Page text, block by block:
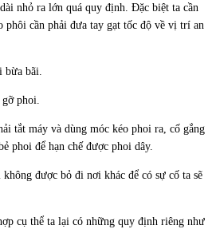
nhỏ ra lớn quá quy định. Đặc biệt ta cần
phôi cần phải đưa tay gạt tốc độ về vị trí an
bừa bãi.
phoi.
tắt máy và dùng móc kéo phoi ra, cố gắng
phoi để hạn chế được phoi dây.
được bỏ đi nơi khác để có sự cố ta sẽ
cụ thể ta lại có những quy định riêng như